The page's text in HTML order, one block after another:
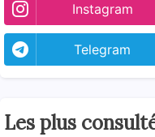
Instagram
Telegram
Les plus